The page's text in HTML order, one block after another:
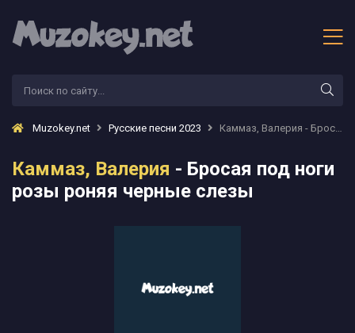
Muzokey.net Русские песни 2023 Каммаз, Валерия - Бросая под ноги розы роняя черные слезы
Каммаз, Валерия - Бросая под ноги
розы роняя черные слезы